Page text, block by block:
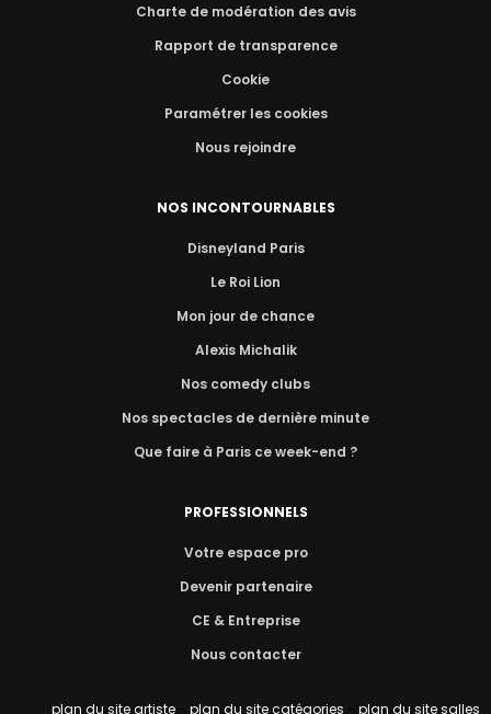
Charte de modération des avis
Rapport de transparence
Cookie
Paramétrer les cookies
Nous rejoindre
NOS INCONTOURNABLES
Disneyland Paris
Le Roi Lion
Mon jour de chance
Alexis Michalik
Nos comedy clubs
Nos spectacles de dernière minute
Que faire à Paris ce week-end ?
PROFESSIONNELS
Votre espace pro
Devenir partenaire
CE & Entreprise
Nous contacter
plan du site artiste plan du site catégories plan du site salles